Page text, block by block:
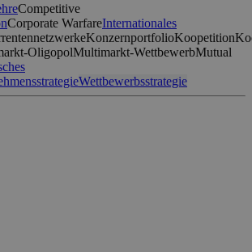
Competitive
Corporate WarfareInternationales
KonzernportfolioKoopetition
OligopolMultimarkt-WettbewerbMutual
Wettbewerbsstrategie